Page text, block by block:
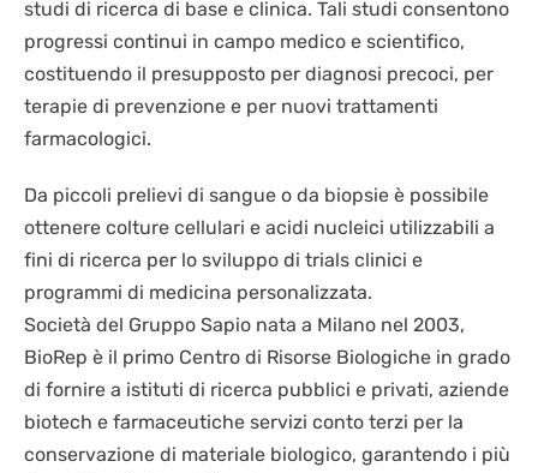
LAVORA CON NOI
BIOLOGIA CELLULARE
BIOLOGIA MOLECOLARE
SEQUENZIAMENTO NGS
CRIOCHIRURGIA
CONSUMABILI
DISPOSITIVI DI PROTEZIONE INDIVIDUALE
IT
EN
studi di ricerca di base e clinica. Tali studi consentono
progressi continui in campo medico e scientifico,
costituendo il presupposto per diagnosi precoci, per
terapie di prevenzione e per nuovi trattamenti
farmacologici.
Da piccoli prelievi di sangue o da biopsie è possibile
ottenere colture cellulari e acidi nucleici utilizzabili a
fini di ricerca per lo sviluppo di trials clinici e
programmi di medicina personalizzata.
Società del Gruppo Sapio nata a Milano nel 2003,
BioRep è il primo Centro di Risorse Biologiche in grado
di fornire a istituti di ricerca pubblici e privati, aziende
biotech e farmaceutiche servizi conto terzi per la
conservazione di materiale biologico, garantendo i più